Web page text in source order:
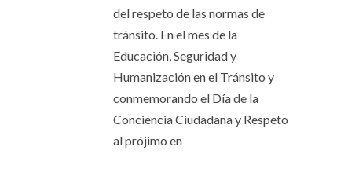
del respeto de las normas de
tránsito. En el mes de la
Educación, Seguridad y
Humanización en el Tránsito y
conmemorando el Día de la
Conciencia Ciudadana y Respeto
al prójimo en